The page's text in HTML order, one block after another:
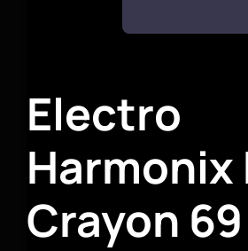
Electro
Harmonix
Crayon 69